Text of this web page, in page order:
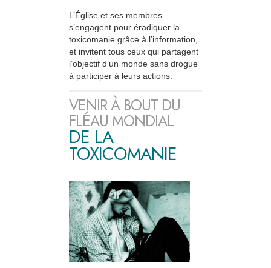
L’Église et ses membres
s’engagent pour éradiquer la
toxicomanie grâce à l’information,
et invitent tous ceux qui partagent
l’objectif d’un monde sans drogue
à participer à leurs actions.
VENIR À BOUT DU
FLÉAU MONDIAL
DE LA
TOXICOMANIE